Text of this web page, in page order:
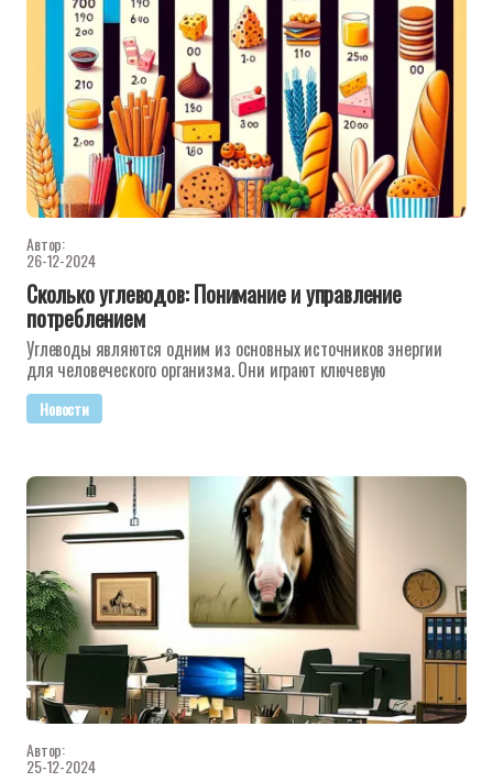
Автор:
26-12-2024
Сколько углеводов: Понимание и управление
потреблением
Углеводы являются одним из основных источников энергии
для человеческого организма. Они играют ключевую
Новости
Автор:
25-12-2024